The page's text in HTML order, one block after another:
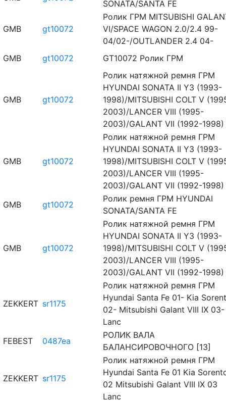
SONATA/SANTA FE
GMB gt10072
Ролик ГРМ MITSUBISHI
VI/SPACE WAGON 2.0/2.4 99-
04/02-/OUTLANDER 2.4 04-
GMB
gt10072 GT10072 Ролик ГРМ
GMB gt10072
Ролик натяжной ремня ГРМ
HYUNDAI SONATA II Y3 (1993-
1998)/MITSUBISHI COLT V
2003)/LANCER VIII (1995-
2003)/GALANT VII (1992-1998)
GMB gt10072
Ролик натяжной ремня ГРМ
HYUNDAI SONATA II Y3 (1993-
1998)/MITSUBISHI COLT V
2003)/LANCER VIII (1995-
2003)/GALANT VII (1992-1998)
GMB
gt10072
Ролик ремня ГРМ HYUNDAI
SONATA/SANTA FE
GMB gt10072
Ролик натяжной ремня ГРМ
HYUNDAI SONATA II Y3 (1993-
1998)/MITSUBISHI COLT V
2003)/LANCER VIII (1995-
2003)/GALANT VII (1992-1998)
ZEKKERT sr1175
Ролик натяжной ремня ГРМ
Hyundai Santa Fe 01- Kia
02- Mitsubishi Galant VIII IX 03-
Lanc
FEBEST
0487ea
РОЛИК ВАЛА
БАЛАНСИРОВОЧНОГО [13]
ZEKKERT sr1175
Ролик натяжной ремня ГРМ
Hyundai Santa Fe 01 Kia
02 Mitsubishi Galant VIII IX 03
Lanc